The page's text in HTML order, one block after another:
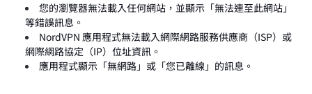
您的瀏覽器無法載入任何網站，並顯示「無法連至此網站」
等錯誤訊息。
NordVPN 應用程式無法載入網際網路服務供應商（ISP）或
網際網路協定（IP）位址資訊。
應用程式顯示「無網路」或「您已離線」的訊息。